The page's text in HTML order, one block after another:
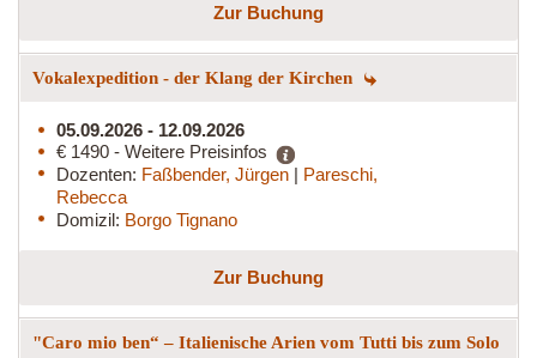
Zur Buchung
Vokalexpedition - der Klang der Kirchen
05.09.2026 - 12.09.2026
€ 1490 - Weitere Preisinfos
Dozenten: Faßbender, Jürgen | Pareschi,
Rebecca
Domizil: Borgo Tignano
Zur Buchung
"Caro mio ben“ – Italienische Arien vom Tutti bis zum Solo